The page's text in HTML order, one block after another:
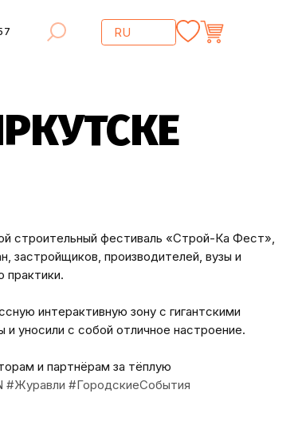
строительный фестиваль «Строй-Ка Фест»,
застройщиков, производителей, вузы и
практики.
интерактивную зону с гигантскими
уносили с собой отличное настроение.
и партнёрам за тёплую
#Журавли #ГородскиеСобытия